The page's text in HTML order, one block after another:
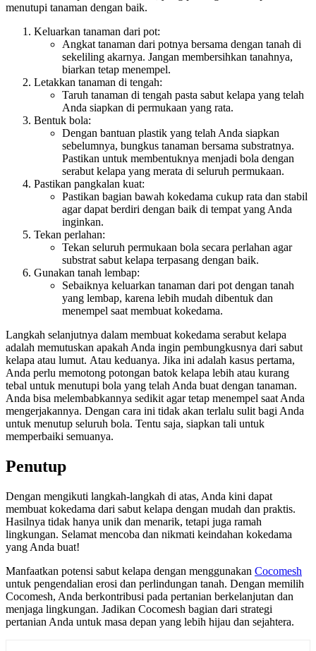
menutupi tanaman dengan baik.
Keluarkan tanaman dari pot:
Angkat tanaman dari potnya bersama dengan tanah di
sekeliling akarnya. Jangan membersihkan tanahnya,
biarkan tetap menempel.
Letakkan tanaman di tengah:
Taruh tanaman di tengah pasta sabut kelapa yang telah
Anda siapkan di permukaan yang rata.
Bentuk bola:
Dengan bantuan plastik yang telah Anda siapkan
sebelumnya, bungkus tanaman bersama substratnya.
Pastikan untuk membentuknya menjadi bola dengan
serabut kelapa yang merata di seluruh permukaan.
Pastikan pangkalan kuat:
Pastikan bagian bawah kokedama cukup rata dan stabil
agar dapat berdiri dengan baik di tempat yang Anda
inginkan.
Tekan perlahan:
Tekan seluruh permukaan bola secara perlahan agar
substrat sabut kelapa terpasang dengan baik.
Gunakan tanah lembap:
Sebaiknya keluarkan tanaman dari pot dengan tanah
yang lembap, karena lebih mudah dibentuk dan
menempel saat membuat kokedama.
Langkah selanjutnya dalam membuat kokedama serabut kelapa
adalah memutuskan apakah Anda ingin pembungkusnya dari sabut
kelapa atau lumut. Atau keduanya. Jika ini adalah kasus pertama,
Anda perlu memotong potongan batok kelapa lebih atau kurang
tebal untuk menutupi bola yang telah Anda buat dengan tanaman.
Anda bisa melembabkannya sedikit agar tetap menempel saat Anda
mengerjakannya. Dengan cara ini tidak akan terlalu sulit bagi Anda
untuk menutup seluruh bola. Tentu saja, siapkan tali untuk
memperbaiki semuanya.
Penutup
Dengan mengikuti langkah-langkah di atas, Anda kini dapat
membuat kokedama dari sabut kelapa dengan mudah dan praktis.
Hasilnya tidak hanya unik dan menarik, tetapi juga ramah
lingkungan. Selamat mencoba dan nikmati keindahan kokedama
yang Anda buat!
Manfaatkan potensi sabut kelapa dengan menggunakan Cocomesh
untuk pengendalian erosi dan perlindungan tanah. Dengan memilih
Cocomesh, Anda berkontribusi pada pertanian berkelanjutan dan
menjaga lingkungan. Jadikan Cocomesh bagian dari strategi
pertanian Anda untuk masa depan yang lebih hijau dan sejahtera.